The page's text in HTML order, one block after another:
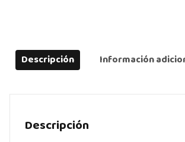
Descripción Información
Descripción